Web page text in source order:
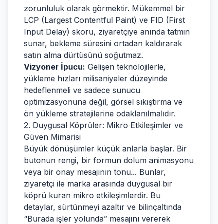
zorunluluk olarak görmektir. Mükemmel bir
LCP (Largest Contentful Paint) ve FID (First
Input Delay) skoru, ziyaretçiye anında tatmin
sunar, bekleme süresini ortadan kaldırarak
satın alma dürtüsünü soğutmaz.
Vizyoner İpucu: Gelişen teknolojilerle,
yükleme hızları milisaniyeler düzeyinde
hedeflenmeli ve sadece sunucu
optimizasyonuna değil, görsel sıkıştırma ve
ön yükleme stratejilerine odaklanılmalıdır.
2. Duygusal Köprüler: Mikro Etkileşimler ve
Güven Mimarisi
Büyük dönüşümler küçük anlarla başlar. Bir
butonun rengi, bir formun dolum animasyonu
veya bir onay mesajının tonu... Bunlar,
ziyaretçi ile marka arasında duygusal bir
köprü kuran mikro etkileşimlerdir. Bu
detaylar, sürtünmeyi azaltır ve bilinçaltında
“Burada işler yolunda” mesajını vererek